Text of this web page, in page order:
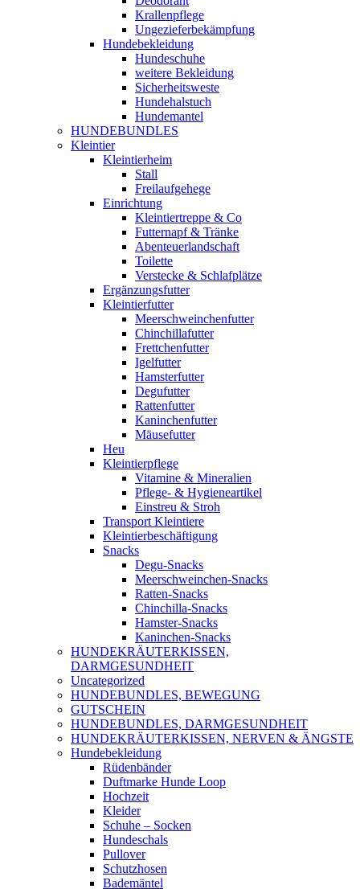
Krallenpflege
Ungezieferbekämpfung
Hundebekleidung
Hundeschuhe
weitere Bekleidung
Sicherheitsweste
Hundehalstuch
Hundemantel
HUNDEBUNDLES
Kleintier
Kleintierheim
Stall
Freilaufgehege
Einrichtung
Kleintiertreppe & Co
Futternapf & Tränke
Abenteuerlandschaft
Toilette
Verstecke & Schlafplätze
Ergänzungsfutter
Kleintierfutter
Meerschweinchenfutter
Chinchillafutter
Frettchenfutter
Igelfutter
Hamsterfutter
Degufutter
Rattenfutter
Kaninchenfutter
Mäusefutter
Heu
Kleintierpflege
Vitamine & Mineralien
Pflege- & Hygieneartikel
Einstreu & Stroh
Transport Kleintiere
Kleintierbeschäftigung
Snacks
Degu-Snacks
Meerschweinchen-Snacks
Ratten-Snacks
Chinchilla-Snacks
Hamster-Snacks
Kaninchen-Snacks
HUNDEKRÄUTERKISSEN,
DARMGESUNDHEIT
Uncategorized
HUNDEBUNDLES, BEWEGUNG
GUTSCHEIN
HUNDEBUNDLES, DARMGESUNDHEIT
HUNDEKRÄUTERKISSEN, NERVEN & ÄNGSTE
Hundebekleidung
Rüdenbänder
Duftmarke Hunde Loop
Hochzeit
Kleider
Schuhe – Socken
Hundeschals
Pullover
Schutzhosen
Bademäntel